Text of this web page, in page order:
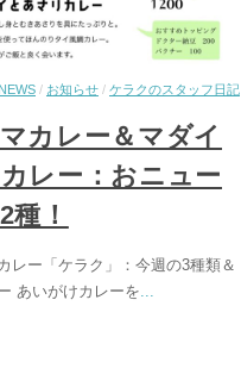
NEWS/ お知らせ/ ケラクのスタッフ日記
カレー＆マダイ
レー：おニュー
！
レー「ケラク」：今週の3種類＆
あいがけカレーを...